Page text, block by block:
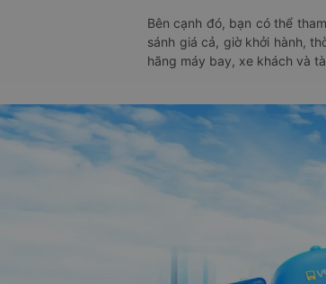
Bên cạnh đó, bạn có thể
sánh giá cả, giờ khởi hành,
hãng máy bay, xe khách và